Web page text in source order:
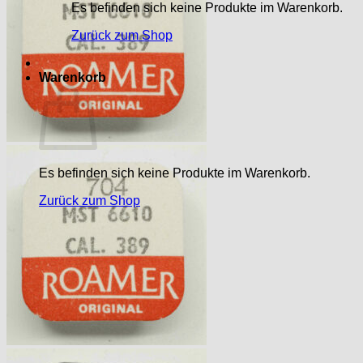
Es befinden sich keine Produkte im Warenkorb.
Zurück zum Shop
Warenkorb
Es befinden sich keine Produkte im Warenkorb.
Zurück zum Shop